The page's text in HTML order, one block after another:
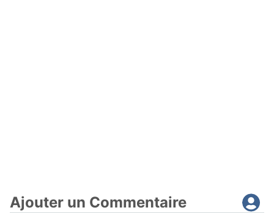
Ajouter un Commentaire